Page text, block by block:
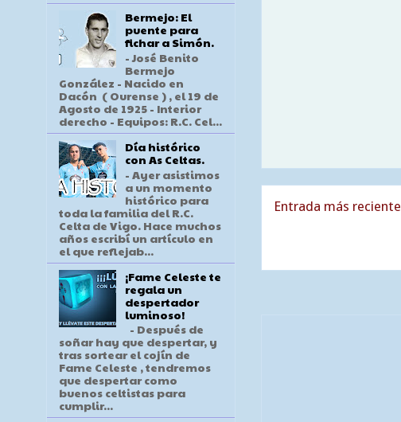
Entrada más reciente
Bermejo: El
puente para
fichar a Simón.
- José Benito
Bermejo
González - Nacido en
Dacón ( Ourense ) , el 19 de
Agosto de 1925 - Interior
derecho - Equipos: R.C. Cel...
Día histórico
con As Celtas.
- Ayer asistimos
a un momento
histórico para
toda la familia del R.C.
Celta de Vigo. Hace muchos
años escribí un artículo en
el que reflejab...
¡Fame Celeste te
regala un
despertador
luminoso!
- Después de
soñar hay que despertar, y
tras sortear el cojín de
Fame Celeste , tendremos
que despertar como
buenos celtistas para
cumplir...